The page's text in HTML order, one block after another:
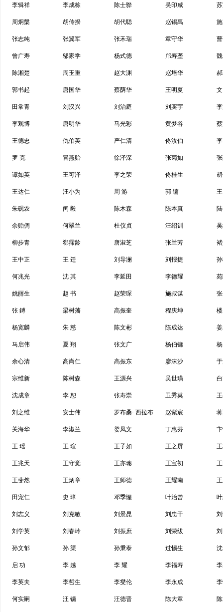
李辑祥 李成栋 陈士骅 吴印咸
周炯槃 胡传揆 胡代聪 赵锡禹
张志纯 张翼军 张禾瑞 章守华
曾广寿 邬家学 杨式德 邝寿垄
陈湘楚 周玉重 赵大渊 赵培华
郭书起 唐国华 蔡荫华 王明夏
田常青 刘汉兴 刘治庭 刘宾宇
李观博 唐明华 马光彩 黄梦谷
王德忠 仇伯英 严仁清 佟汝伯
罗 克 冒燕贻 徐泽深 张菊如
谭如英 王可泽 李之荣 佟桂生
王达仁 汪小为 周 游 郭 镛
朱砚农 闰 毅 陈木森 陈本真
余贻倜 何翠兰 杜仪贞 汪绍训
柳步青 郗霈龄 唐淑芝 张兰芳
王中正 王 迁 刘导澜 刘报捷
何兆光 沈 其 李延田 李德耀
姚丽生 赵 书 赵荣琛 施叔谋
张 鎛 梁树藩 高振奎 程庆坤
杨宽麟 朱 慈 陈文彬 陈成达
马启伟 夏 翔 张文广 杨伯镛
余心清 高尚仁 高振东 廖沫沙
宗维新 陈树森 王源兴 吴世璜
沈成章 李 恕 张寿崇 卫秀莫
刘之维 安士伟 罗布桑· 西拉布 赵紫宸
关海华 李淑兰 娄凤文 丁惠芬
王 瑶 王 瑄 王子如 王之屏
王兆天 王守觉 王亦璁 王宝初
王斐然 王炳章 王师德 王耀南
田宠仁 史 璋 邓季惺 叶治曾
刘志义 刘克敏 刘景昆 刘忠干
刘学英 刘春岭 刘振庶 刘荣绂
孙文郁 孙 渠 孙秉泰 过惕生
启 功 李 越 李 耀 李福寿
李英夫 李哲生 李燮伦 李永成
何实嗣 汪 镳 汪德晋 陈大章